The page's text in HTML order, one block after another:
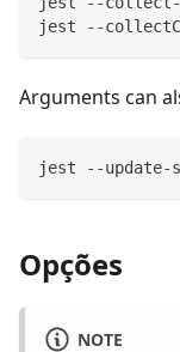
jest --
Arguments can
jest --update-
Opções
NOTE